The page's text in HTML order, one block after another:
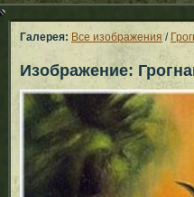
Галерея: Все изображения /
Изображение: